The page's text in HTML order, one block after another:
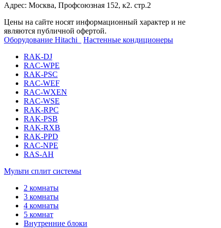
Адрес: Москва, Профсоюзная 152, к2. стр.2
Цены на сайте носят информационный характер и не
являются публичной офертой.
Оборудование Hitachi
Настенные кондиционеры
RAK-DJ
RAC-WPE
RAK-PSC
RAC-WEF
RAC-WXEN
RAC-WSE
RAK-RPC
RAK-PSB
RAK-RXB
RAK-PPD
RAC-NPE
RAS-AH
Мульти сплит системы
2 комнаты
3 комнаты
4 комнаты
5 комнат
Внутренние блоки